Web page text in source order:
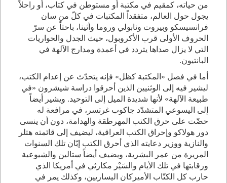
من حياته، كمقيم في مكتبة أو مستوطن في كتاب، أو راحلاً
يجول حول العالم، متفقداً المكتبات في كلّ من سان
فرانسيسكو وبيروت ونابولي وروما وأثينا، باحثاً عن سرّ
الحروف الأولى قرب الأكروبول، حيث الجدل والحواريات
التي لا يزال صداها يتردد في أعمدة ومدارج الآلهة في
البانتيون.
أما في فصل «المكتبة كظل» فإنه يتحدّث عن إعدام الكتب،
ليشير فيه إلى الوثنيين الذين أحرقوا دراسة شيشرون «في
طبيعة الآلهة» لأنها شديدة الميل إلى التوحيد. ويشير أيضاً
إلى اليسوعي المتشدّد جاكوب غرتسر، في مرافعة له
حضّت على حرق الكتب المهرطقة والهدامة، دون أن ينسى
دور هولاكو وإحراق الكتب العراقية، ليضيف إلى قائمته هتلر
والنازية ووزير دعايته الذي أحرق الكتب إبّان تلك السنوات
المريرة من عمر البشرية، ويضيف أيضاً ستالين والشيوعية
ورقابتها في تلك الأيام والسَيْر مكارثي في أمريكا الذي
حارب كل الكتّاب الأميركان اليساريين، وكذلك يمر في